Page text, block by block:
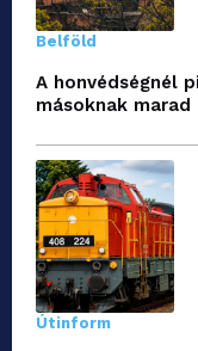
Belföld
A honvédségnél
másoknak
Útinform